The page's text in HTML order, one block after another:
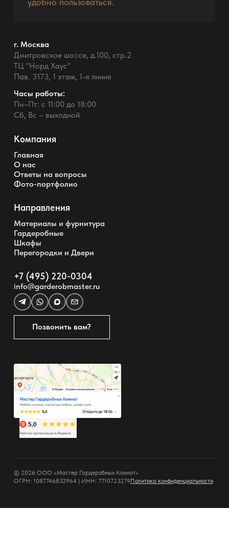
г. Москва
Дмитровское шоссе, д.100, стр.2
ТЦ "Норд Хаус"
Пав. 3173, 1 этаж, 1-я линия
Часы работы:
Пн–Пт: с 11:00 до 18:00
Сб, Вс – выходной
Компания
Главная
О нас
Ответы на вопросы
Фото-портфолио
Направления
Материалы и фурнитура
Гардеробные
Шкафы
Перегородки и Двери
+7 (495) 220-0304
info@garderobmaster.ru
Позвонить вам?
© 2026 ООО «Мастер Гардеробных Комнат»
ОГРН: 1087746832964 | ИНН: 7710723279Политика конфиденциальности